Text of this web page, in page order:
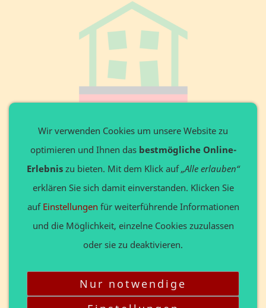
Private Website
Ansprechpartner: Axel Döring
Leitenweg 3 in 87642 Halblech
Tel. +49 8368 9136648
Privat: www.Döring24.de
Wir verwenden Cookies um unsere Website zu
optimieren und Ihnen das bestmögliche Online-
Erlebnis zu bieten. Mit dem Klick auf„Alle erlauben“
erklären Sie sich damit einverstanden. Klicken Sie
auf Einstellungen für weiterführende Informationen
und die Möglichkeit, einzelne Cookies zuzulassen
oder sie zu deaktivieren.
Nur notwendige